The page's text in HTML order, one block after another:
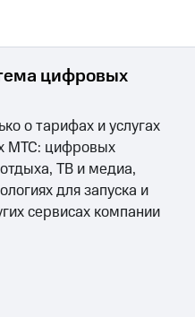
цифровых
о тарифах и услугах
МТС: цифровых
ТВ и медиа,
для запуска и
сервисах компании